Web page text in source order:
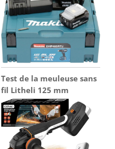
Test de la meuleuse sans
fil Litheli 125 mm